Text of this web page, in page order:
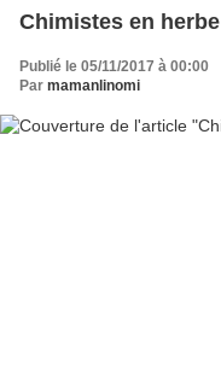
Chimistes en herbe
Publié le 05/11/2017 à 00:00
Par mamanlinomi